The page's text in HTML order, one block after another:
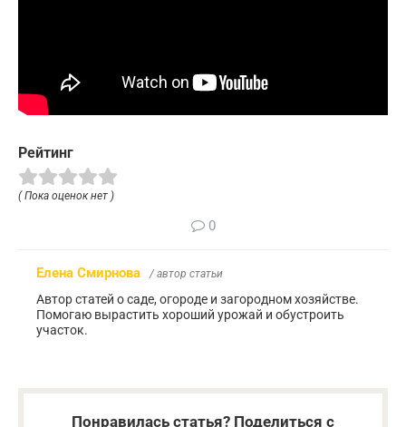
Рейтинг
( Пока оценок нет )
0
Елена Смирнова / автор статьи
Автор статей о саде, огороде и загородном хозяйстве.
Помогаю вырастить хороший урожай и обустроить
участок.
Понравилась статья? Поделиться с